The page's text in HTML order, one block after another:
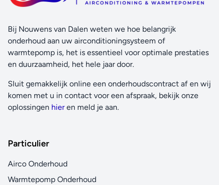
Bij Nouwens van Dalen weten we hoe belangrijk
onderhoud aan uw airconditioningsysteem of
warmtepomp is, het is essentieel voor optimale prestaties
en duurzaamheid, het hele jaar door.
Sluit gemakkelijk online een onderhoudscontract af en wij
komen met u in contact voor een afspraak, bekijk onze
oplossingen hieren meld je aan.
Particulier
Airco Onderhoud
Warmtepomp Onderhoud